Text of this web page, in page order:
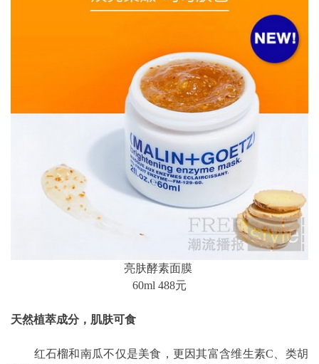
亮肤酵素面膜
60ml 488元
天然植萃成分，肌肤可食
红石榴和南瓜不仅是美食，更因其富含维生素C、类胡